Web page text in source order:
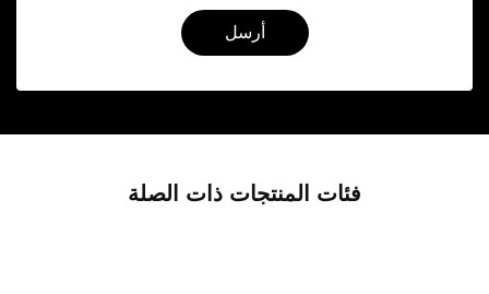
أرسل
فئات المنتجات ذات الصلة